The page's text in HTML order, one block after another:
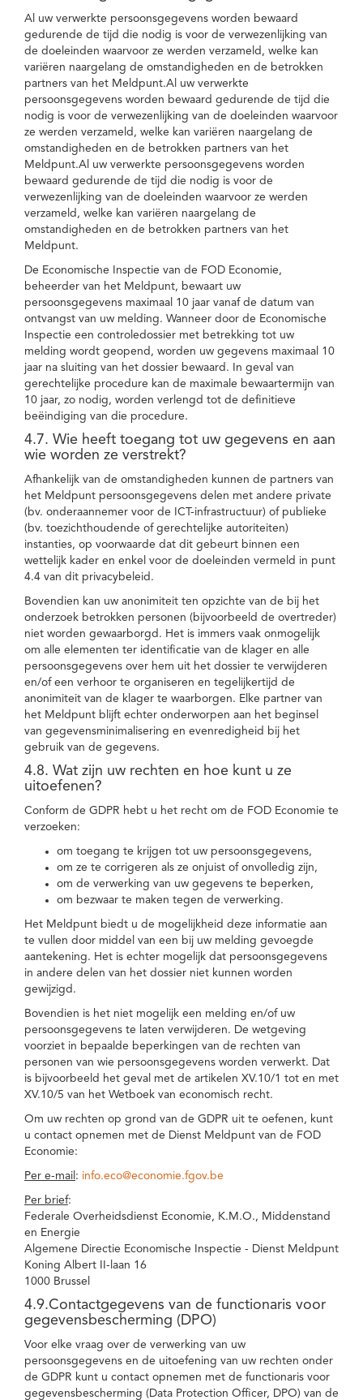
Al uw verwerkte persoonsgegevens worden bewaard
gedurende de tijd die nodig is voor de verwezenlijking van
de doeleinden waarvoor ze werden verzameld, welke kan
variëren naargelang de omstandigheden en de betrokken
partners van het Meldpunt.Al uw verwerkte
persoonsgegevens worden bewaard gedurende de tijd die
nodig is voor de verwezenlijking van de doeleinden waarvoor
ze werden verzameld, welke kan variëren naargelang de
omstandigheden en de betrokken partners van het
Meldpunt.Al uw verwerkte persoonsgegevens worden
bewaard gedurende de tijd die nodig is voor de
verwezenlijking van de doeleinden waarvoor ze werden
verzameld, welke kan variëren naargelang de
omstandigheden en de betrokken partners van het
Meldpunt.
De Economische Inspectie van de FOD Economie,
beheerder van het Meldpunt, bewaart uw
persoonsgegevens maximaal 10 jaar vanaf de datum van
ontvangst van uw melding. Wanneer door de Economische
Inspectie een controledossier met betrekking tot uw
melding wordt geopend, worden uw gegevens maximaal 10
jaar na sluiting van het dossier bewaard. In geval van
gerechtelijke procedure kan de maximale bewaartermijn van
10 jaar, zo nodig, worden verlengd tot de definitieve
beëindiging van die procedure.
4.7. Wie heeft toegang tot uw gegevens en aan
wie worden ze verstrekt?
Afhankelijk van de omstandigheden kunnen de partners van
het Meldpunt persoonsgegevens delen met andere private
(bv. onderaannemer voor de ICT-infrastructuur) of publieke
(bv. toezichthoudende of gerechtelijke autoriteiten)
instanties, op voorwaarde dat dit gebeurt binnen een
wettelijk kader en enkel voor de doeleinden vermeld in punt
4.4 van dit privacybeleid.
Bovendien kan uw anonimiteit ten opzichte van de bij het
onderzoek betrokken personen (bijvoorbeeld de overtreder)
niet worden gewaarborgd. Het is immers vaak onmogelijk
om alle elementen ter identificatie van de klager en alle
persoonsgegevens over hem uit het dossier te verwijderen
en/of een verhoor te organiseren en tegelijkertijd de
anonimiteit van de klager te waarborgen. Elke partner van
het Meldpunt blijft echter onderworpen aan het beginsel
van gegevensminimalisering en evenredigheid bij het
gebruik van de gegevens.
4.8. Wat zijn uw rechten en hoe kunt u ze
uitoefenen?
Conform de GDPR hebt u het recht om de FOD Economie te
verzoeken:
om toegang te krijgen tot uw persoonsgegevens,
om ze te corrigeren als ze onjuist of onvolledig zijn,
om de verwerking van uw gegevens te beperken,
om bezwaar te maken tegen de verwerking.
Het Meldpunt biedt u de mogelijkheid deze informatie aan
te vullen door middel van een bij uw melding gevoegde
aantekening. Het is echter mogelijk dat persoonsgegevens
in andere delen van het dossier niet kunnen worden
gewijzigd.
Bovendien is het niet mogelijk een melding en/of uw
persoonsgegevens te laten verwijderen. De wetgeving
voorziet in bepaalde beperkingen van de rechten van
personen van wie persoonsgegevens worden verwerkt. Dat
is bijvoorbeeld het geval met de artikelen XV.10/1 tot en met
XV.10/5 van het Wetboek van economisch recht.
Om uw rechten op grond van de GDPR uit te oefenen, kunt
u contact opnemen met de Dienst Meldpunt van de FOD
Economie:
Per e-mail : info.eco@economie.fgov.be
Per brief:
Federale Overheidsdienst Economie, K.M.O., Middenstand
en Energie
Algemene Directie Economische Inspectie - Dienst Meldpunt
Koning Albert II-laan 16
1000 Brussel
4.9.Contactgegevens van de functionaris voor
gegevensbescherming (DPO)
Voor elke vraag over de verwerking van uw
persoonsgegevens en de uitoefening van uw rechten onder
de GDPR kunt u contact opnemen met de functionaris voor
gegevensbescherming (Data Protection Officer, DPO) van de